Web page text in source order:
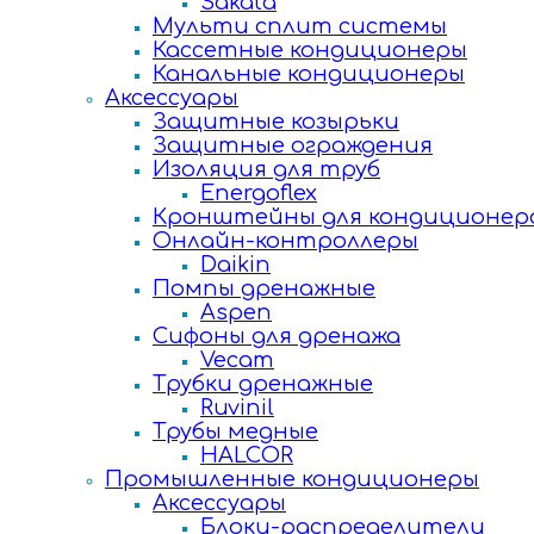
Мульти сплит системы
Кассетные кондиционеры
Канальные кондиционеры
Аксессуары
Защитные козырьки
Защитные ограждения
Изоляция для труб
Energoflex
Кронштейны для
Онлайн-контроллеры
Daikin
Помпы дренажные
Aspen
Сифоны для дренажа
Vecam
Трубки дренажные
Ruvinil
Трубы медные
HALCOR
Промышленные кондиционеры
Аксессуары
Блоки-распределители